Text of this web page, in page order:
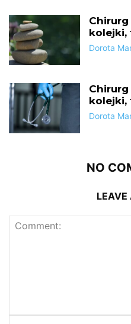
kolejki,
Dorota
Chirurg
kolejki,
Dorota
NO
LEAVE